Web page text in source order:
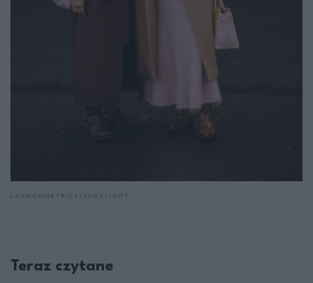
Teraz czytane